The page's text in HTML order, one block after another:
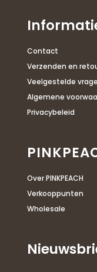
Contact
Verzenden en
Veelgestelde
Algemene
Privacybeleid
Over PINKPEACH
Verkooppunten
Wholesale